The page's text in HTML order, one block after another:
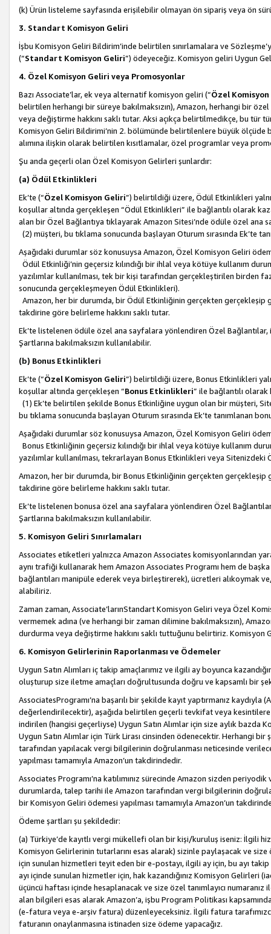
(k) Ürün listeleme sayfasında erişilebilir olmayan ön sipariş veya ön
3. Standart Komisyon Geliri
İşbu Komisyon Geliri Bildirim’inde belirtilen sınırlamalara ve
(“Standart Komisyon Geliri”) ödeyeceğiz. Komisyon geliri Uygun
4. Özel Komisyon Geliri veya Promosyonlar
Bazı Associate’lar, ek veya alternatif komisyon geliri (“Özel
belirtilen herhangi bir süreye bakılmaksızın), Amazon, herhangi bir
veya değiştirme hakkını saklı tutar. Aksi açıkça belirtilmedikçe, bu tür
Komisyon Geliri Bildirimi’nin 2. bölümünde belirtilenlere büyük ölçüde
alımına ilişkin olarak belirtilen kısıtlamalar, özel programlar veya
Şu anda geçerli olan Özel Komisyon Gelirleri şunlardır:
(a) Ödül Etkinlikleri
Ek’te (“Özel Komisyon Geliri”) belirtildiği üzere, Ödül Etkinlikleri
koşullar altında gerçekleşen “Ödül Etkinlikleri” ile bağlantılı olarak
alan bir Özel Bağlantıya tıklayarak Amazon Sitesi’nde ödüle özel ana
(2) müşteri, bu tıklama sonucunda başlayan Oturum sırasında Ek’te
Aşağıdaki durumlar söz konusuysa Amazon, Özel Komisyon Geliri
Ödül Etkinliği’nin geçersiz kılındığı bir ihlal veya kötüye kullanım
yazılımlar kullanılması, tek bir kişi tarafından gerçekleştirilen
sonucunda gerçekleşmeyen Ödül Etkinlikleri).
Amazon, her bir durumda, bir Ödül Etkinliğinin gerçekten gerçekleşip
takdirine göre belirleme hakkını saklı tutar.
Ek’te listelenen ödüle özel ana sayfalara yönlendiren Özel
Şartlarına bakılmaksızın kullanılabilir.
(b) Bonus Etkinlikleri
Ek’te (“Özel Komisyon Geliri”) belirtildiği üzere, Bonus Etkinlikleri
koşullar altında gerçekleşen “Bonus Etkinlikleri” ile bağlantılı olarak
(1) Ek’te belirtilen şekilde Bonus Etkinliğine uygun olan bir müşteri,
bu tıklama sonucunda başlayan Oturum sırasında Ek’te tanımlanan
Aşağıdaki durumlar söz konusuysa Amazon, Özel Komisyon Geliri
Bonus Etkinliğinin geçersiz kılındığı bir ihlal veya kötüye kullanım
yazılımlar kullanılması, tekrarlayan Bonus Etkinlikleri veya
Amazon, her bir durumda, bir Bonus Etkinliğinin gerçekten gerçekleşip
takdirine göre belirleme hakkını saklı tutar.
Ek’te listelenen bonusa özel ana sayfalara yönlendiren Özel
Şartlarına bakılmaksızın kullanılabilir.
5. Komisyon Geliri Sınırlamaları
Associates etiketleri yalnızca Amazon Associates komisyonlarından
aynı trafiği kullanarak hem Amazon Associates Programı hem de
bağlantıları manipüle ederek veya birleştirerek), ücretleri alıkoymak
alabiliriz.
Zaman zaman, Associate’larınStandart Komisyon Geliri veya Özel
vermemek adına (ve herhangi bir zaman dilimine bakılmaksızın),
durdurma veya değiştirme hakkını saklı tuttuğunu belirtiriz. Komisyon
6. Komisyon Gelirlerinin Raporlanması ve Ödemeler
Uygun Satın Alımları iç takip amaçlarımız ve ilgili ay boyunca
oluşturup size iletme amaçları doğrultusunda doğru ve kapsamlı bir
AssociatesProgramı’na başarılı bir şekilde kayıt yaptırmanız
değerlendirilecektir), aşağıda belirtilen geçerli tevkifat veya
indirilen (hangisi geçerliyse) Uygun Satın Alımlar için size aylık
Uygun Satın Alımlar için Türk Lirası cinsinden ödenecektir. Herhangi
tarafından yapılacak vergi bilgilerinin doğrulanması neticesinde
yapılması tamamıyla Amazon’un takdirindedir.
Associates Programı’na katılımınız sürecinde Amazon sizden
durumlarda, talep tarihi ile Amazon tarafından vergi bilgilerinin
bir Komisyon Geliri ödemesi yapılması tamamıyla Amazon’un
Ödeme şartları şu şekildedir:
(a) Türkiye’de kayıtlı vergi mükellefi olan bir kişi/kuruluş iseniz: İlgili
Komisyon Gelirlerinin tutarlarını esas alarak) sizinle paylaşacak ve
için sunulan hizmetleri teyit eden bir e-postayı, ilgili ay için, bu ayı
ayı içinde sunulan hizmetler için, hak kazandığınız Komisyon Gelirleri
üçüncü haftası içinde hesaplanacak ve size özel tanımlayıcı
alan bilgileri esas alarak Amazon’a, işbu Program Politikası
(e-fatura veya e-arşiv fatura) düzenleyeceksiniz. İlgili fatura
faturanın onaylanmasına istinaden size ödeme yapacağız.